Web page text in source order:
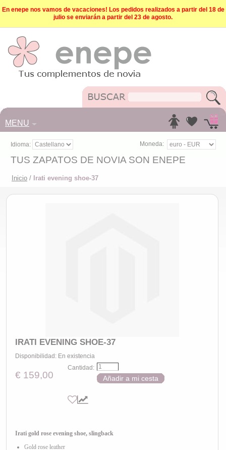
En enepe nos vamos de vacaciones! Los pedidos realizados a partir del 18 de
julio se enviarán a partir del 23 de agosto.
MENU
Idioma: Moneda:
TUS ZAPATOS DE NOVIA SON ENEPE
Inicio / Irati evening shoe-37
IRATI EVENING SHOE-37
Disponibilidad: En existencia
€ 159,00
Cantidad:
Añadir a mi cesta
Irati gold rose evening shoe, slingback
Gold rose leather